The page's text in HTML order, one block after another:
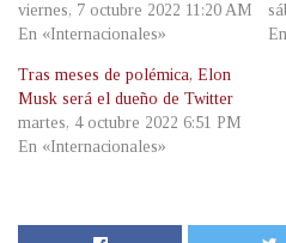
viernes, 7 octubre 2022 11:20 AM
En «Internacionales»
Tras meses de polémica, Elon
Musk será el dueño de Twitter
martes, 4 octubre 2022 6:51 PM
En «Internacionales»